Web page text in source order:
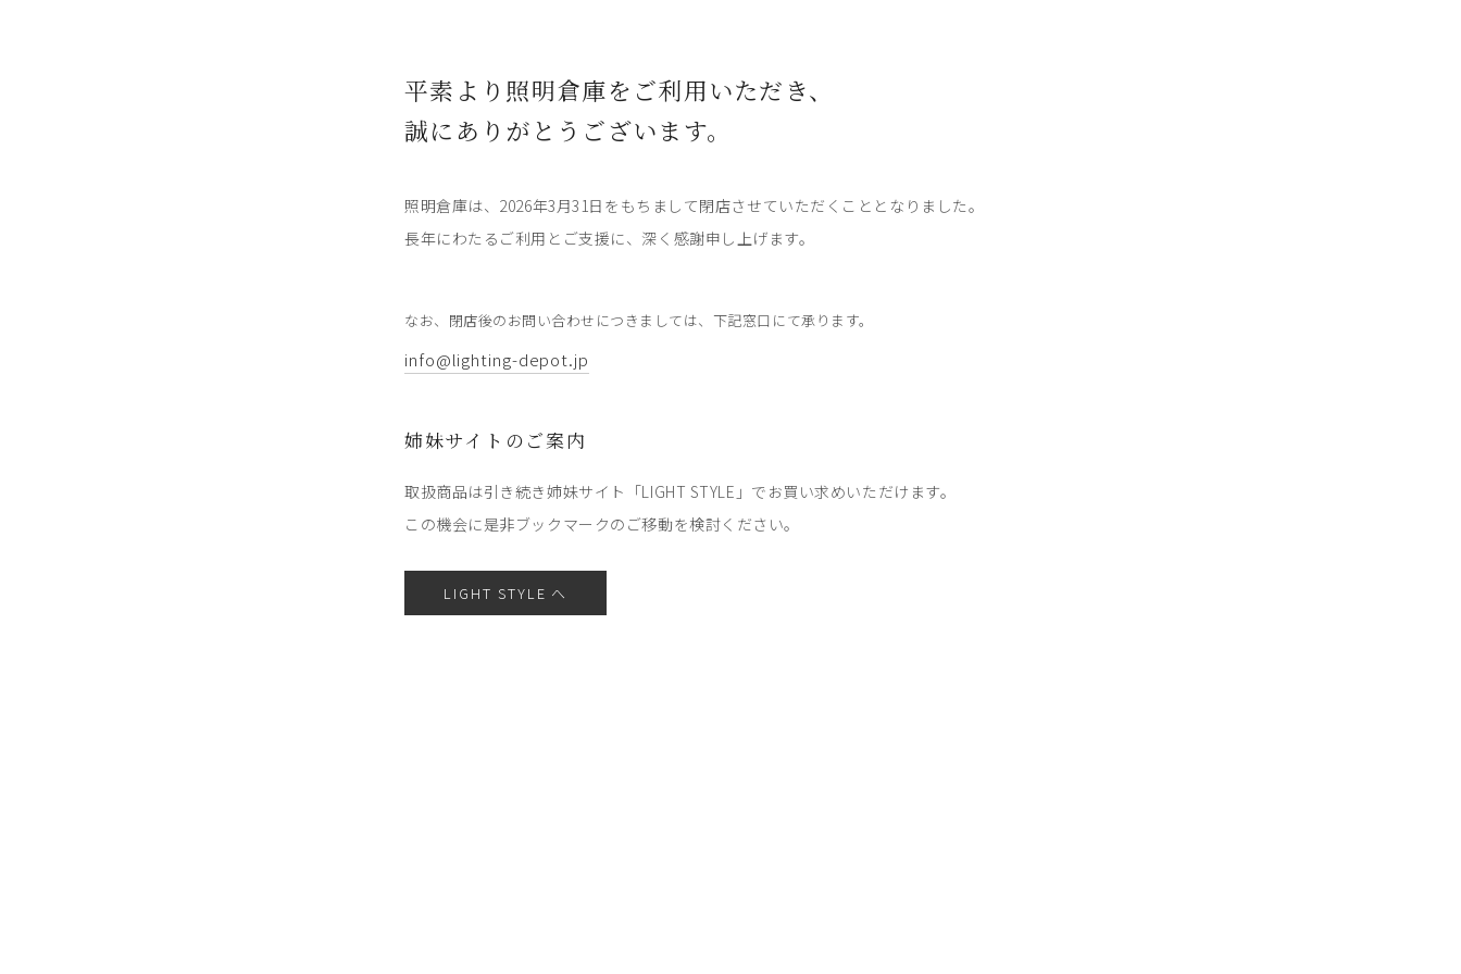
平素より照明倉庫をご利用いただき、
誠にありがとうございます。
照明倉庫は、2026年3月31日をもちまして閉店させていただくこととなりました。
長年にわたるご利用とご支援に、深く感謝申し上げます。
なお、閉店後のお問い合わせにつきましては、下記窓口にて承ります。
info@lighting-depot.jp
姉妹サイトのご案内
取扱商品は引き続き姉妹サイト「LIGHT STYLE」でお買い求めいただけます。
この機会に是非ブックマークのご移動を検討ください。
LIGHT STYLE へ